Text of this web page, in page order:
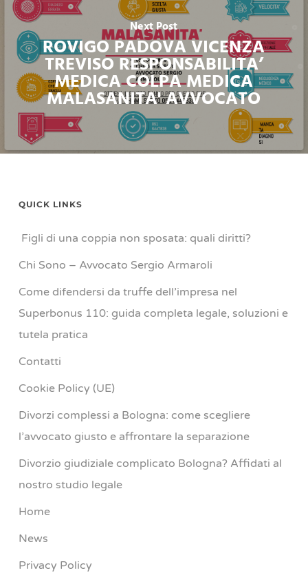
Next Post
ROVIGO PADOVA VICENZA
TREVISO RESPONSABILITA’
MEDICA COLPA MEDICA
MALASANITA' AVVOCATO
QUICK LINKS
Figli di una coppia non sposata: quali diritti?
Chi Sono – Avvocato Sergio Armaroli
Come difendersi da truffe dell’impresa nel
Superbonus 110: guida completa legale, soluzioni e
tutela pratica
Contatti
Cookie Policy (UE)
Divorzi complessi a Bologna: come scegliere
l’avvocato giusto e affrontare la separazione
Divorzio giudiziale complicato Bologna? Affidati al
nostro studio legale
Home
News
Privacy Policy